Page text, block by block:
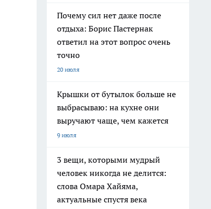
Почему сил нет даже после
отдыха: Борис Пастернак
ответил на этот вопрос очень
точно
20 июля
Крышки от бутылок больше не
выбрасываю: на кухне они
выручают чаще, чем кажется
9 июля
3 вещи, которыми мудрый
человек никогда не делится:
слова Омара Хайяма,
актуальные спустя века